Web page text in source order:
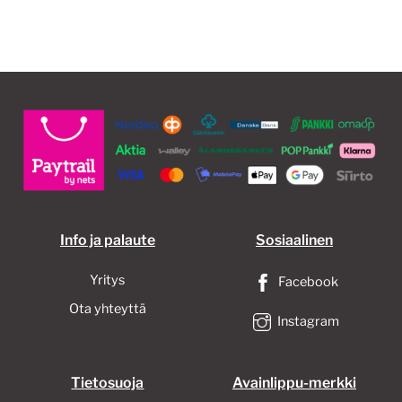
Info ja palaute
Yritys
Ota yhteyttä
Sosiaalinen
Facebook
Instagram
Tietosuoja Avainlippu-merkki